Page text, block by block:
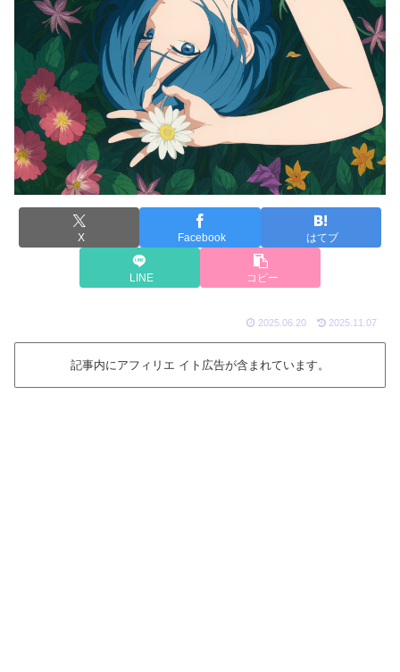
X Facebook はてブ
LINE コピー
2025.06.20 2025.11.07
記事内にアフィリエ イト広告が含まれています。